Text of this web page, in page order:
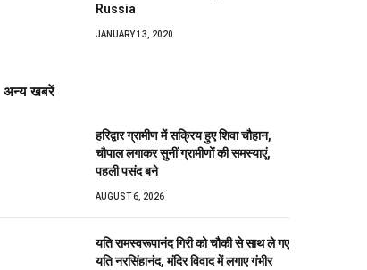
Russia
JANUARY 13, 2020
अन्य खबरें
हरिद्वार ग्रामीण में सक्रिय हुए शिवा चौहान,
चौपाल लगाकर सुनीं ग्रामीणों की समस्याएं,
पहली पसंद बने
AUGUST 6, 2026
यति रामस्वरूपानंद गिरी को चौकी से साथ ले गए
यति नरसिंहानंद, मंदिर विवाद में लगाए गंभीर